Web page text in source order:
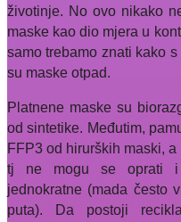
životinje. No ovo nikako
maske kao dio mjera u
samo trebamo znati kako
su maske otpad.
Platnene maske su
od sintetike. Međutim,
FFP3 od hirurških maski,
tj ne mogu se oprati i
jednokratne (mada često
puta). Da postoji